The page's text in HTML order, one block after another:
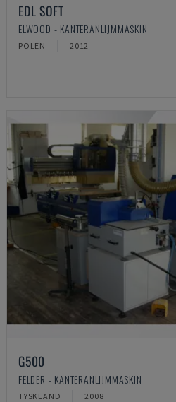
EDL SOFT
ELWOOD - KANTERANLIJMMASKIN
POLEN 2012
G500
FELDER - KANTERANLIJMMASKIN
TYSKLAND 2008